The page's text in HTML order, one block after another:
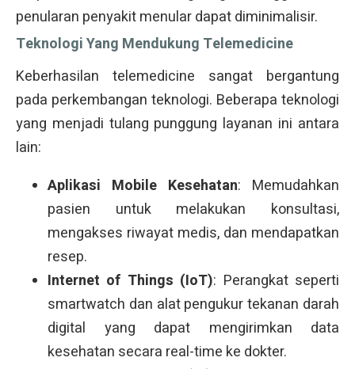
penularan penyakit menular dapat diminimalisir.
Teknologi Yang Mendukung Telemedicine
Keberhasilan telemedicine sangat bergantung
pada perkembangan teknologi. Beberapa teknologi
yang menjadi tulang punggung layanan ini antara
lain:
Aplikasi Mobile Kesehatan: Memudahkan
pasien untuk melakukan konsultasi,
mengakses riwayat medis, dan mendapatkan
resep.
Internet of Things (IoT): Perangkat seperti
smartwatch dan alat pengukur tekanan darah
digital yang dapat mengirimkan data
kesehatan secara real-time ke dokter.